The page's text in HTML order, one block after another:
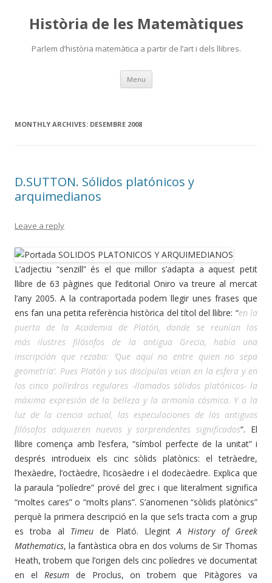
Història de les Matemàtiques
Parlem d’història matemàtica a partir de l’art i dels llibres.
Menu Skip
content
MONTHLY ARCHIVES: DESEMBRE 2008
D.SUTTON. Sólidos platónicos y
arquimedianos
Leave a reply
L’adjectiu “senzill” és el que millor s’adapta a aquest petit
llibre de 63 pàgines que l’editorial Oniro va treure al mercat
l’any 2005. A la contraportada podem llegir unes frases que
ens fan una petita referència històrica del títol del llibre: “en la
puerta de la Academia de Platón, donde se reunían los
más ilustres filósofos de la antigua Grecia, había una
inscripción que rezaba: ‘Que aquí no entre quien no sepa
geometría’. Pues Platón y sus discípulos veían en la esfera y en
los cinco políedros regulares -llamados sólidos platónicos- la
máxima expresión de la belleza y la armonía cósmica. Y a la
luz de la ciencia actual, las especulaciones de los antiguos
filósofos adquieren nuevos y sorprendentes significados“. El
llibre comença amb l’esfera, “símbol perfecte de la unitat” i
després introdueix els cinc sòlids platònics: el tetràedre,
l’hexàedre, l’octàedre, l’icosàedre i el dodecàedre. Explica que
la paraula “políedre” prové del grec i que literalment significa
“moltes cares” o “molts plans”. S’anomenen “sòlids platònics”
perquè la primera descripció en la que se’ls tracta com a grup
es troba al Timeude Plató. LlegintA History of Greek
Mathematics, la fantàstica obra en dos volums de Sir Thomas
Heath, trobem que l’origen dels cinc políedres ve documentat
en el Resumde Proclus, on trobem que Pitàgores va